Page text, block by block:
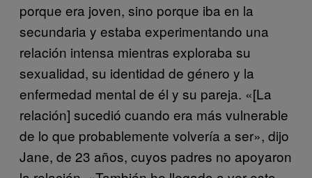
porque era joven, sino porque iba en la
secundaria y estaba experimentando una
relación intensa mientras exploraba su
sexualidad, su identidad de género y la
enfermedad mental de él y su pareja. «[La
relación] sucedió cuando era más vulnerable
de lo que probablemente volvería a ser», dijo
Jane, de 23 años, cuyos padres no apoyaron